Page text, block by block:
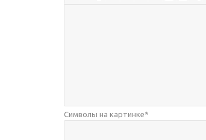
Символы на картинке*